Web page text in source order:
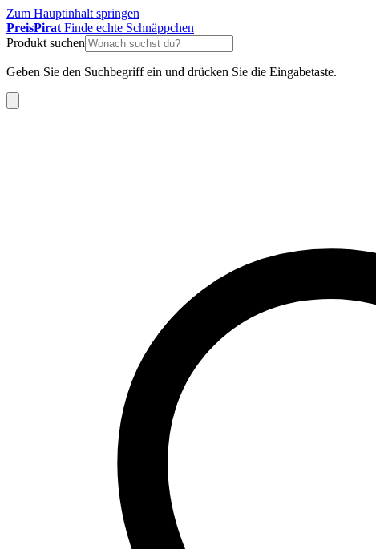
Zum Hauptinhalt springen
PreisPirat Finde echte Schnäppchen
Produkt suchen
Geben Sie den Suchbegriff ein und drücken Sie die Eingabetaste.